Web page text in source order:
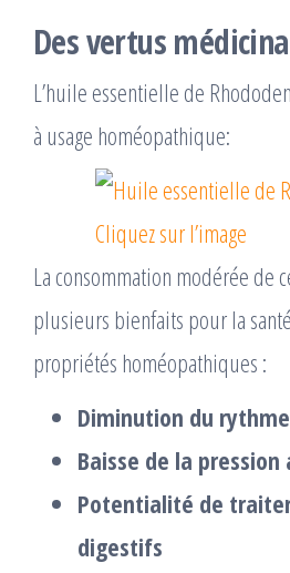
Des vertus
L’huile essentielle de
à usage homéopathique:
Cliquez sur l’image
La consommation modérée de
plusieurs bienfaits pour la
propriétés homéopathiques :
Diminution du
Baisse de la
Potentialité de
digestifs